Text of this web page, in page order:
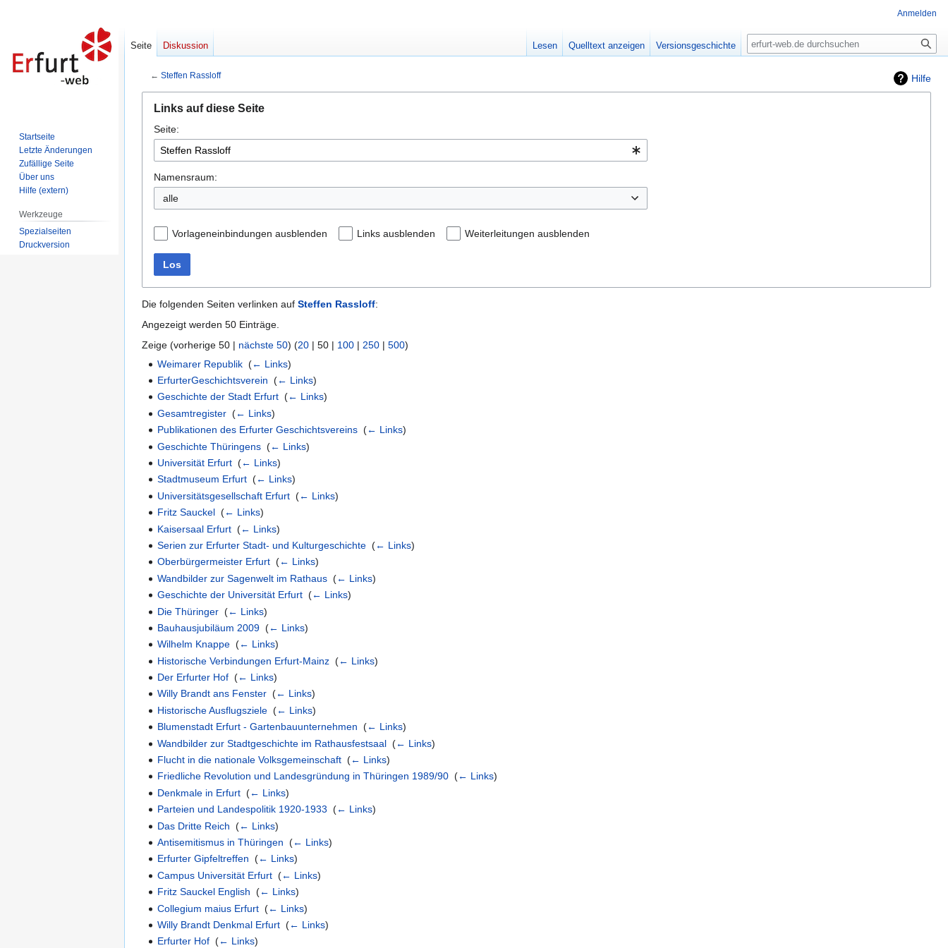
Hilfe
← Steffen Rassloff
Navigation
springen
Suche
springen
Links auf diese Seite
Seite:
Namensraum:
alle
Vorlageneinbindungen ausblenden Links ausblenden Weiterleitungen ausblenden
Los
Die folgenden Seiten verlinken auf Steffen Rassloff:
Angezeigt werden 50 Einträge.
Zeige (vorherige 50 | nächste 50) (20 | 50 | 100 | 250 | 500)
Weimarer Republik ‎(← Links)
ErfurterGeschichtsverein ‎(← Links)
Geschichte der Stadt Erfurt ‎(← Links)
Gesamtregister ‎(← Links)
Publikationen des Erfurter Geschichtsvereins ‎(← Links)
Geschichte Thüringens ‎(← Links)
Universität Erfurt ‎(← Links)
Stadtmuseum Erfurt ‎(← Links)
Universitätsgesellschaft Erfurt ‎(← Links)
Fritz Sauckel ‎(← Links)
Kaisersaal Erfurt ‎(← Links)
Serien zur Erfurter Stadt- und Kulturgeschichte ‎(← Links)
Oberbürgermeister Erfurt ‎(← Links)
Wandbilder zur Sagenwelt im Rathaus ‎(← Links)
Geschichte der Universität Erfurt ‎(← Links)
Die Thüringer ‎(← Links)
Bauhausjubiläum 2009 ‎(← Links)
Wilhelm Knappe ‎(← Links)
Historische Verbindungen Erfurt-Mainz ‎(← Links)
Der Erfurter Hof ‎(← Links)
Willy Brandt ans Fenster ‎(← Links)
Historische Ausflugsziele ‎(← Links)
Blumenstadt Erfurt - Gartenbauunternehmen ‎(← Links)
Wandbilder zur Stadtgeschichte im Rathausfestsaal ‎(← Links)
Flucht in die nationale Volksgemeinschaft ‎(← Links)
Friedliche Revolution und Landesgründung in Thüringen 1989/90 ‎(← Links)
Denkmale in Erfurt ‎(← Links)
Parteien und Landespolitik 1920-1933 ‎(← Links)
Das Dritte Reich ‎(← Links)
Antisemitismus in Thüringen ‎(← Links)
Erfurter Gipfeltreffen ‎(← Links)
Campus Universität Erfurt ‎(← Links)
Fritz Sauckel English ‎(← Links)
Collegium maius Erfurt ‎(← Links)
Willy Brandt Denkmal Erfurt ‎(← Links)
Erfurter Hof ‎(← Links)
Anmelden
Seite Diskussion Lesen Quelltext anzeigen Versionsgeschichte Suche
Startseite
Letzte Änderungen
Zufällige Seite
Über uns
Hilfe (extern)
Werkzeuge
Spezialseiten
Druckversion